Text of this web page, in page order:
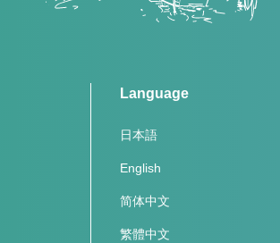
Language
日本語
English
简体中文
繁體中文